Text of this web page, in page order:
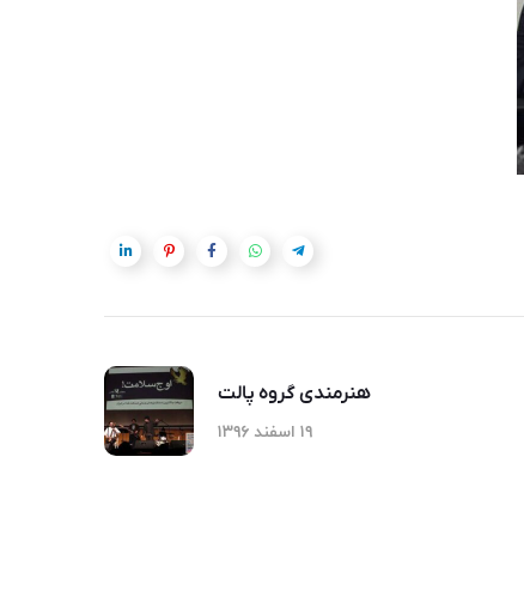
هنرمندی گروه پالت
۱۹ اسفند ۱۳۹۶